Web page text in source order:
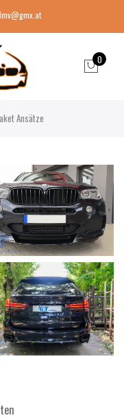
0
Ansätze